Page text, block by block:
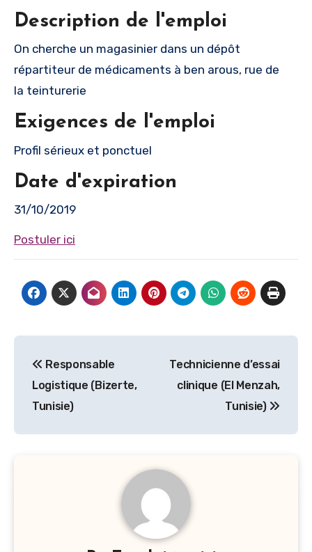
Description de l'emploi
On cherche un magasinier dans un dépôt
répartiteur de médicaments à ben arous, rue de
la teinturerie
Exigences de l'emploi
Profil sérieux et ponctuel
Date d'expiration
31/10/2019
Postuler ici
de
l’article
Responsable
Logistique (Bizerte,
Tunisie)
Technicienne d’essai
clinique (El Menzah,
Tunisie)